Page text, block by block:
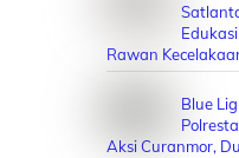
Rawan
Blue
Aksi Curanmor,